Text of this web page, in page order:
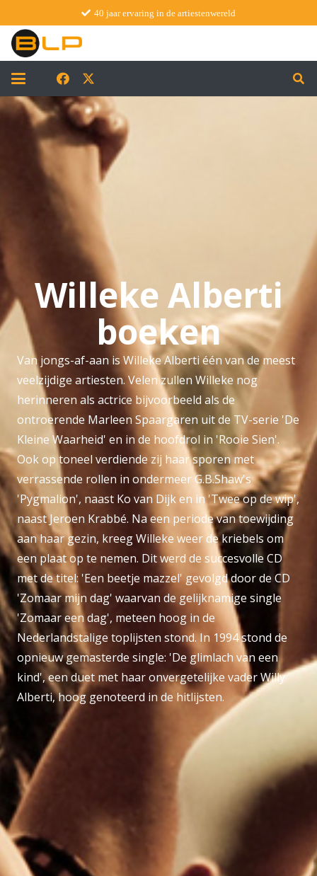
40 jaar ervaring in de artiestenwereld
Willeke Alberti
boeken
Van jongs-af-aan is Willeke Alberti één van de meest
veelzijdige artiesten. Velen zullen Willeke nog
herinneren als actrice bijvoorbeeld als de
ontroerende Marleen Spaargaren uit de TV-serie 'De
Kleine Waarheid' en in de hoofdrol in 'Rooie Sien'.
Ook op toneel verdiende zij haar sporen met
verrassende rollen in ondermeer G.B.Shaw's
'Pygmalion', naast Ko van Dijk en in 'Twee op de wip',
naast Jeroen Krabbé. Na een periode van toewijding
aan haar gezin, kreeg Willeke weer de kriebels om
een plaat op te nemen. Dit werd de succesvolle CD
met de titel: 'Een beetje mazzel' gevolgd door de CD
'Zomaar mijn dag' waarvan de gelijknamige single
'Zomaar een dag', meteen hoog in de
Nederlandstalige toplijsten stond. In 1994 stond de
opnieuw gemasterde single: 'De glimlach van een
kind', een duet met haar onvergetelijke vader Willy
Alberti, hoog genoteerd in de hitlijsten.